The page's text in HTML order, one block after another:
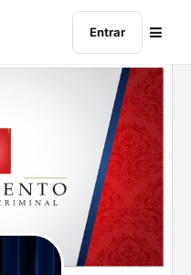
Entrar